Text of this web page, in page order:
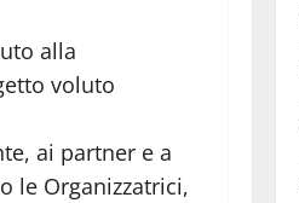
alla
voluto
ai partner e a
le Organizzatrici,